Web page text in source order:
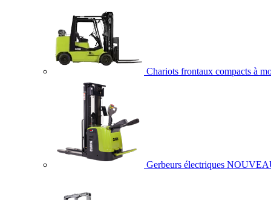
Chariots frontaux compacts à
Gerbeurs électriques